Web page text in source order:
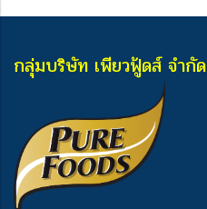
กลุ่มบริษัท เพียวฟู้ดส์ จำกัด